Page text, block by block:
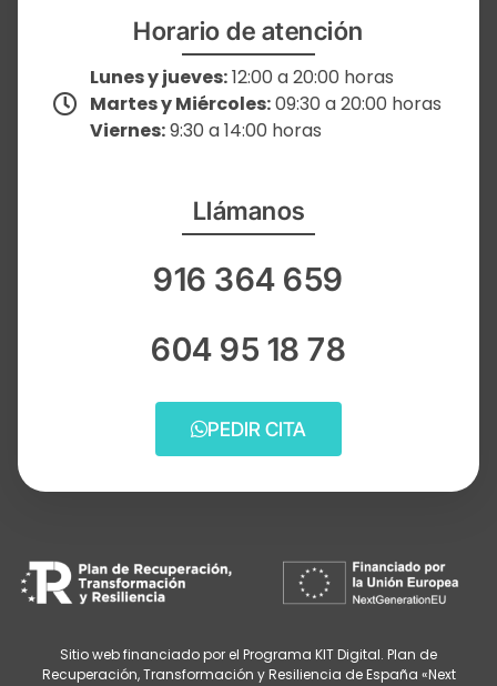
Horario de atención
Lunes y jueves:12:00 a 20:00 horas
Martes y Miércoles:09:30 a 20:00 horas
Viernes:9:30 a 14:00 horas
Llámanos
916 364 659
604 95 18 78
PEDIR CITA
Sitio web financiado por el Programa KIT Digital. Plan de
Recuperación, Transformación y Resiliencia de España «Next